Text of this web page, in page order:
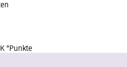
°Punkte